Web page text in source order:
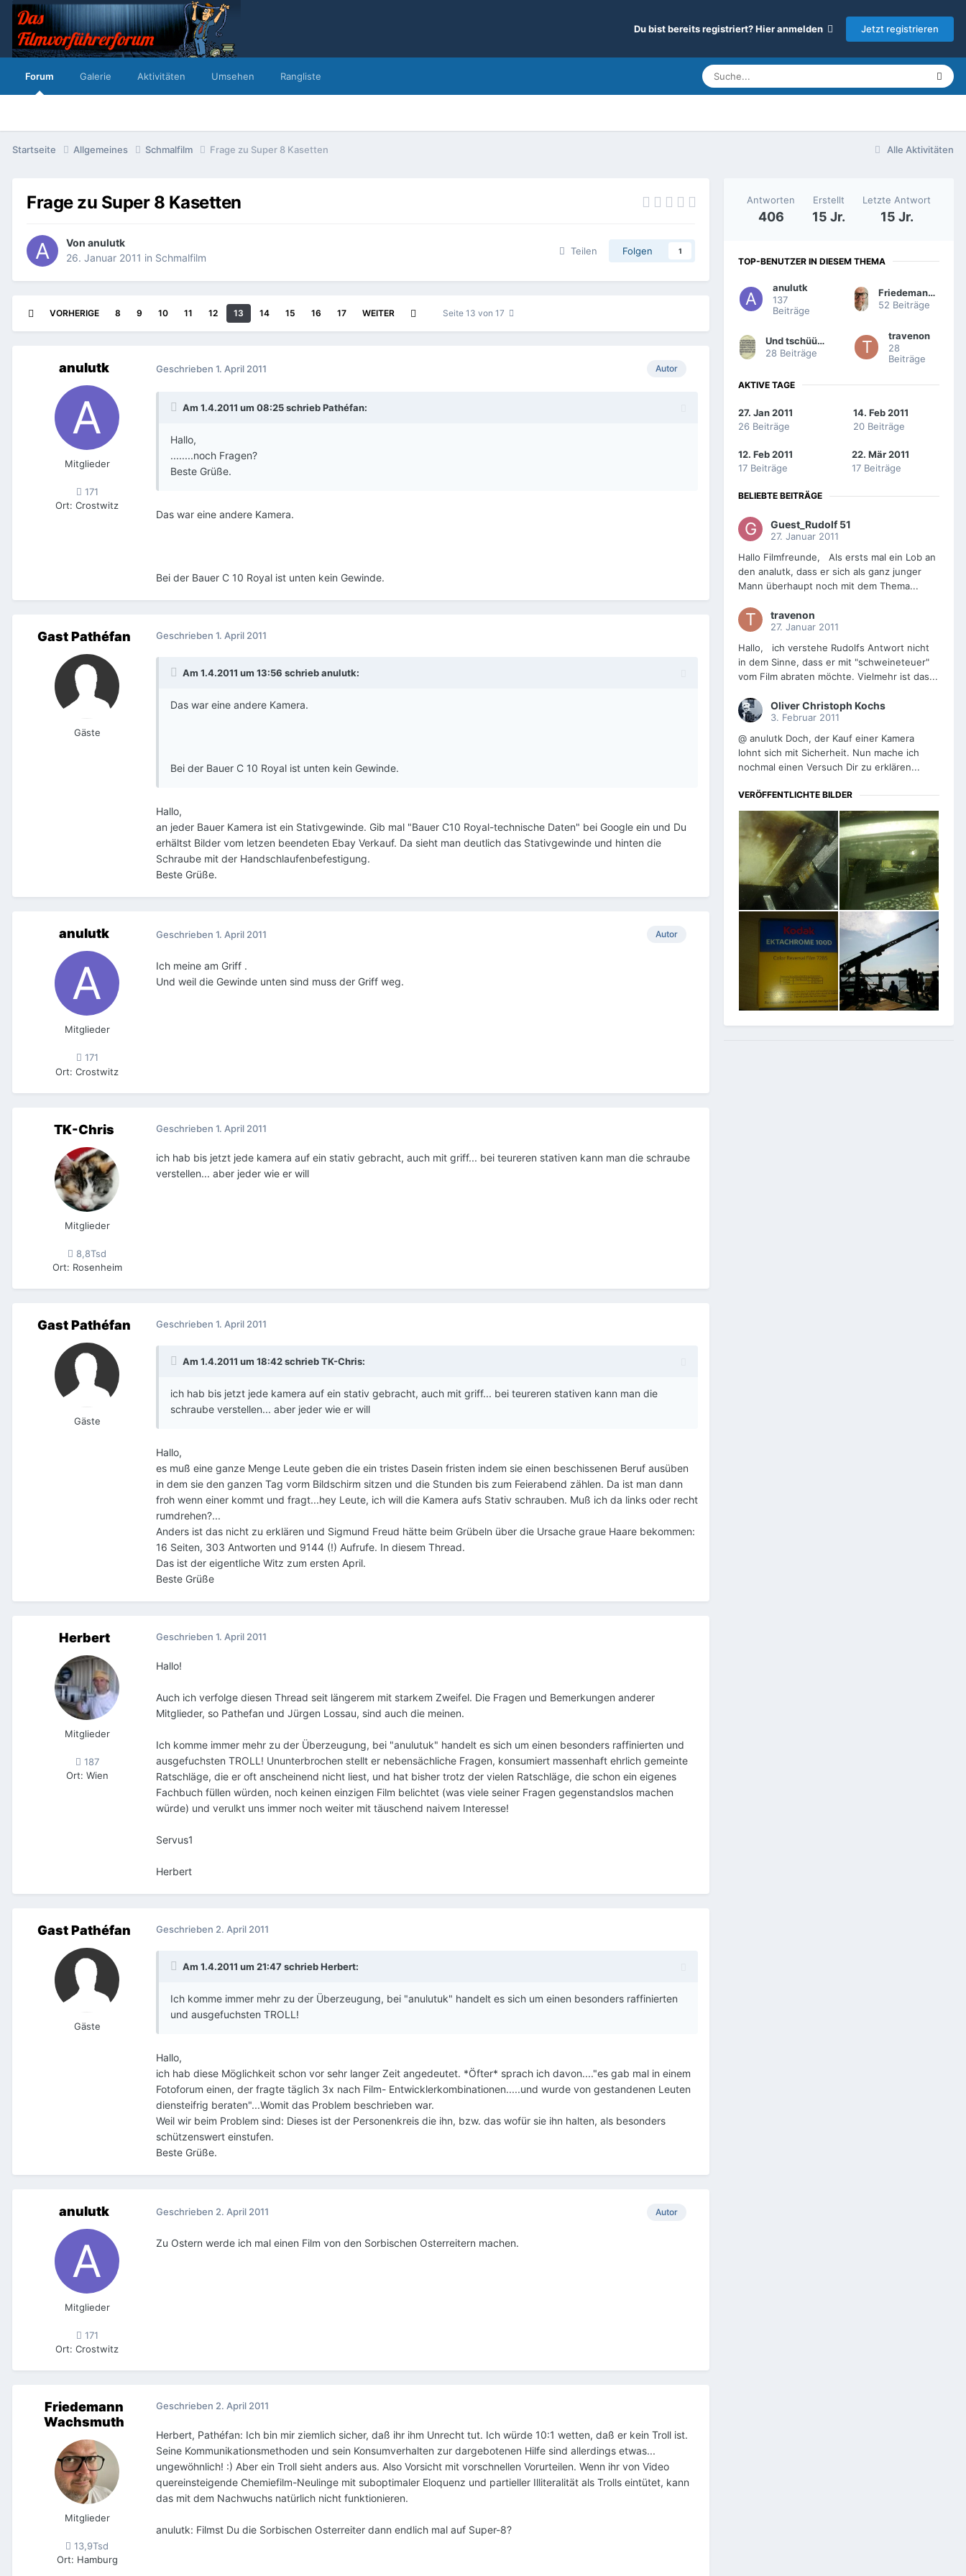
Du bist bereits registriert? Hier anmelden Jetzt registrieren
Forum Galerie Aktivitäten Umsehen Rangliste
Alle Aktivitäten
Startseite Allgemeines Schmalfilm Frage zu Super 8 Kasetten
Frage zu Super 8 Kasetten
Von anulutk
26. Januar 2011 in Schmalfilm
Teilen Folgen 1
VORHERIGE 8 9 10 11 12 13 14 15 16 17 WEITER Seite 13 von 17
anulutk
Mitglieder
171
Ort: Crostwitz
Autor
Geschrieben 1. April 2011
Am 1.4.2011 um 08:25 schrieb Pathéfan:
Hallo,
........noch Fragen?
Beste Grüße.
Das war eine andere Kamera.
Bei der Bauer C 10 Royal ist unten kein Gewinde.
Gast Pathéfan
Gäste
Geschrieben 1. April 2011
Am 1.4.2011 um 13:56 schrieb anulutk:
Das war eine andere Kamera.
Bei der Bauer C 10 Royal ist unten kein Gewinde.
Hallo,
an jeder Bauer Kamera ist ein Stativgewinde. Gib mal "Bauer C10 Royal-technische Daten" bei Google ein und Du
erhältst Bilder vom letzen beendeten Ebay Verkauf. Da sieht man deutlich das Stativgewinde und hinten die
Schraube mit der Handschlaufenbefestigung.
Beste Grüße.
anulutk
Mitglieder
171
Ort: Crostwitz
Autor
Geschrieben 1. April 2011
Ich meine am Griff .
Und weil die Gewinde unten sind muss der Griff weg.
TK-Chris
Mitglieder
8,8Tsd
Ort: Rosenheim
Geschrieben 1. April 2011
ich hab bis jetzt jede kamera auf ein stativ gebracht, auch mit griff... bei teureren stativen kann man die schraube
verstellen... aber jeder wie er will
Gast Pathéfan
Gäste
Geschrieben 1. April 2011
Am 1.4.2011 um 18:42 schrieb TK-Chris:
ich hab bis jetzt jede kamera auf ein stativ gebracht, auch mit griff... bei teureren stativen kann man die
schraube verstellen... aber jeder wie er will
Hallo,
es muß eine ganze Menge Leute geben die ein tristes Dasein fristen indem sie einen beschissenen Beruf ausüben
in dem sie den ganzen Tag vorm Bildschirm sitzen und die Stunden bis zum Feierabend zählen. Da ist man dann
froh wenn einer kommt und fragt...hey Leute, ich will die Kamera aufs Stativ schrauben. Muß ich da links oder recht
rumdrehen?...
Anders ist das nicht zu erklären und Sigmund Freud hätte beim Grübeln über die Ursache graue Haare bekommen:
16 Seiten, 303 Antworten und 9144 (!) Aufrufe. In diesem Thread.
Das ist der eigentliche Witz zum ersten April.
Beste Grüße
Herbert
Mitglieder
187
Ort: Wien
Geschrieben 1. April 2011
Hallo!
Auch ich verfolge diesen Thread seit längerem mit starkem Zweifel. Die Fragen und Bemerkungen anderer
Mitglieder, so Pathefan und Jürgen Lossau, sind auch die meinen.
Ich komme immer mehr zu der Überzeugung, bei "anulutuk" handelt es sich um einen besonders raffinierten und
ausgefuchsten TROLL! Ununterbrochen stellt er nebensächliche Fragen, konsumiert massenhaft ehrlich gemeinte
Ratschläge, die er oft anscheinend nicht liest, und hat bisher trotz der vielen Ratschläge, die schon ein eigenes
Fachbuch füllen würden, noch keinen einzigen Film belichtet (was viele seiner Fragen gegenstandslos machen
würde) und verulkt uns immer noch weiter mit täuschend naivem Interesse!
Servus1
Herbert
Gast Pathéfan
Gäste
Geschrieben 2. April 2011
Am 1.4.2011 um 21:47 schrieb Herbert:
Ich komme immer mehr zu der Überzeugung, bei "anulutuk" handelt es sich um einen besonders raffinierten
und ausgefuchsten TROLL!
Hallo,
ich hab diese Möglichkeit schon vor sehr langer Zeit angedeutet. *Öfter* sprach ich davon...."es gab mal in einem
Fotoforum einen, der fragte täglich 3x nach Film- Entwicklerkombinationen.....und wurde von gestandenen Leuten
diensteifrig beraten"...Womit das Problem beschrieben war.
Weil wir beim Problem sind: Dieses ist der Personenkreis die ihn, bzw. das wofür sie ihn halten, als besonders
schützenswert einstufen.
Beste Grüße.
anulutk
Mitglieder
171
Ort: Crostwitz
Autor
Geschrieben 2. April 2011
Zu Ostern werde ich mal einen Film von den Sorbischen Osterreitern machen.
Friedemann
Wachsmuth
Mitglieder
13,9Tsd
Ort: Hamburg
Geschrieben 2. April 2011
Herbert, Pathéfan: Ich bin mir ziemlich sicher, daß ihr ihm Unrecht tut. Ich würde 10:1 wetten, daß er kein Troll ist.
Seine Kommunikationsmethoden und sein Konsumverhalten zur dargebotenen Hilfe sind allerdings etwas...
ungewöhnlich! :) Aber ein Troll sieht anders aus. Also Vorsicht mit vorschnellen Vorurteilen. Wenn ihr von Video
quereinsteigende Chemiefilm-Neulinge mit suboptimaler Eloquenz und partieller Illiteralität als Trolls eintütet, kann
das mit dem Nachwuchs natürlich nicht funktionieren.
anulutk: Filmst Du die Sorbischen Osterreiter dann endlich mal auf Super-8?
Antworten
406
Erstellt
15 Jr.
Letzte Antwort
15 Jr.
TOP-BENUTZER IN DIESEM THEMA
anulutk
137
Beiträge
Friedemann Wachsmuth
52 Beiträge
Und tschüüüüsssss!
28 Beiträge
travenon
28
Beiträge
AKTIVE TAGE
27. Jan 2011
26 Beiträge
14. Feb 2011
20 Beiträge
12. Feb 2011
17 Beiträge
22. Mär 2011
17 Beiträge
BELIEBTE BEITRÄGE
Guest_Rudolf 51
27. Januar 2011
Hallo Filmfreunde, Als ersts mal ein Lob an
den analutk, dass er sich als ganz junger
Mann überhaupt noch mit dem Thema...
travenon
27. Januar 2011
Hallo, ich verstehe Rudolfs Antwort nicht
in dem Sinne, dass er mit "schweineteuer"
vom Film abraten möchte. Vielmehr ist das...
Oliver Christoph Kochs
3. Februar 2011
@ anulutk Doch, der Kauf einer Kamera
lohnt sich mit Sicherheit. Nun mache ich
nochmal einen Versuch Dir zu erklären...
VERÖFFENTLICHTE BILDER